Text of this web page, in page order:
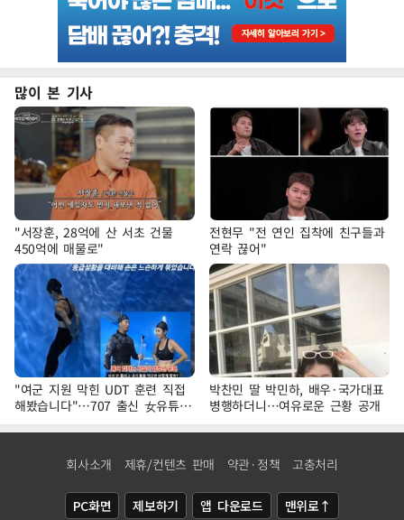
많이 본 기사
"서장훈, 28억에 산 서초 건물
450억에 매물로"
전현무 "전 연인 집착에 친구들과
연락 끊어"
"여군 지원 막힌 UDT 훈련 직접
해봤습니다"…707 출신 女유튜버
'완벽 소화'
박찬민 딸 박민하, 배우·국가대표
병행하더니…여유로운 근황 공개
회사소개 제휴/컨텐츠 판매 약관·정책 고충처리
PC화면 제보하기 앱 다운로드 맨위로↑